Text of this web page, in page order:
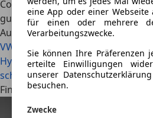
eine App oder einer
für einen oder mehrere
Verarbeitungszwecke.
Sie können Ihre Präferenzen
erteilte Einwilligungen
unserer
besuchen.
Zwecke
Coupé 2.6 Ghia. Über Geschmack
gute Autos nicht.
Auch interessant
VW Tiguan vs. Hyundai Tucson:
Hyundai Ioniq 6 Facelift (2026):
schöner!
Finde jetzt Hyundai Ioniq 5 auf